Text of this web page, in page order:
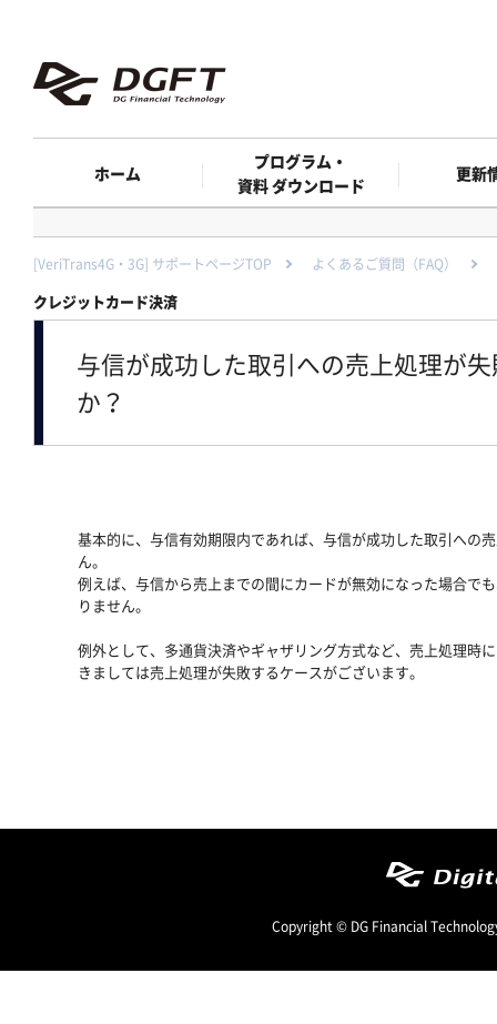
ホーム
プログラム・
資料 ダウンロード
更新
[VeriTrans4G・3G] サポートページTOP よくあるご質問（FAQ）
クレジットカード決済
与信が成功した取引への売上処理が
か？
基本的に、与信有効期限内であれば、与信が成功した取引への
ん。
例えば、与信から売上までの間にカードが無効になった場合で
りません。
例外として、多通貨決済やギャザリング方式など、売上処理時
きましては売上処理が失敗するケースがございます。
Copyright © DG Financial